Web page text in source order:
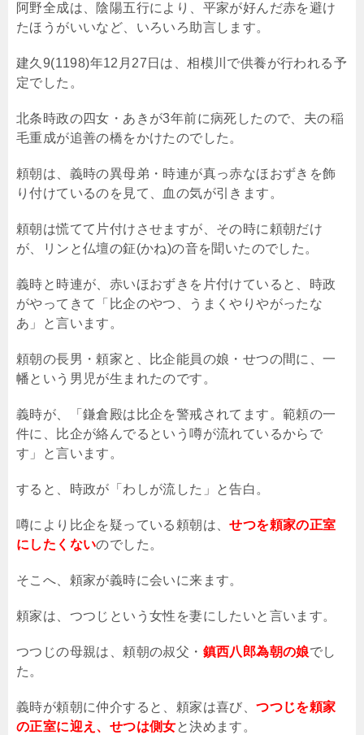
阿野全成は、陰陽五行により、平家が好んだ赤を避け
たほうがいいなど、いろいろ助言します。
建久9(1198)年12月27日は、相模川で供養が行われる予
定でした。
北条時政の四女・あきが3年前に病死したので、夫の稲
毛重成が追善の橋をかけたのでした。
頼朝は、義時の異母弟・時連が真っ赤なほおずきを飾
り付けているのを見て、血の気が引きます。
頼朝は慌てて片付けさせますが、その時に頼朝だけ
が、リンと仏壇の鉦(かね)の音を聞いたのでした。
義時と時連が、赤いほおずきを片付けていると、時政
がやってきて「比企のやつ、うまくやりやがったな
あ」と言います。
頼朝の長男・頼家と、比企能員の娘・せつの間に、一
幡という男児が生まれたのです。
義時が、「鎌倉殿は比企を警戒されてます。範頼の一
件に、比企が絡んでるという噂が流れているからで
す」と言います。
すると、時政が「わしが流した」と告白。
噂により比企を疑っている頼朝は、せつを頼家の正室
にしたくないのでした。
そこへ、頼家が義時に会いに来ます。
頼家は、つつじという女性を妻にしたいと言います。
つつじの母親は、頼朝の叔父・ 鎮西八郎為朝の娘でし
た。
義時が頼朝に仲介すると、頼家は喜び、つつじを頼家
の正室に迎え、せつは側女と決めます。